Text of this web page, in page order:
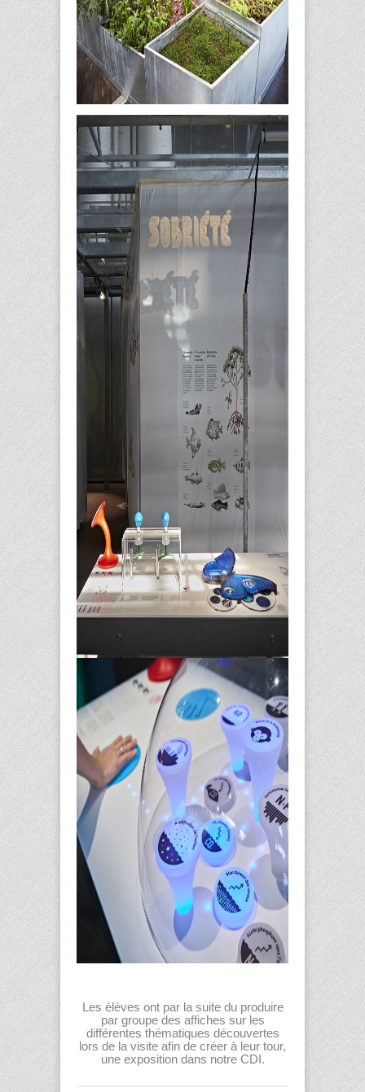
Les élèves ont par la suite du produire
par groupe des affiches sur les
différentes thématiques découvertes
lors de la visite afin de créer à leur tour,
une exposition dans notre CDI.